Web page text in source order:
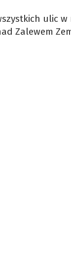
ulic w
Zalewem